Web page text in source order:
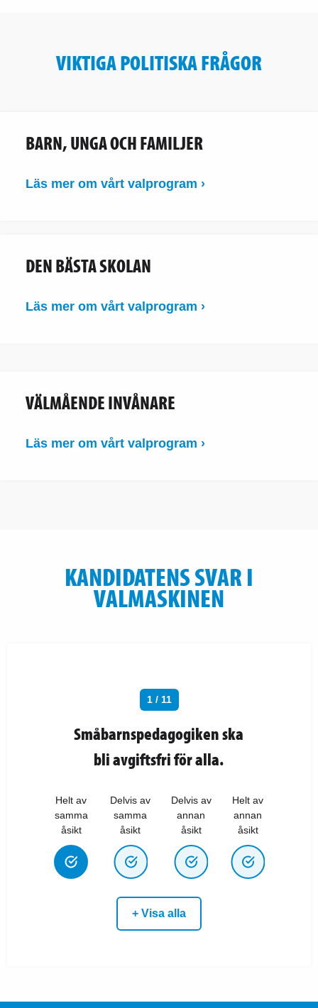
VIKTIGA POLITISKA FRÅGOR
BARN, UNGA OCH FAMILJER
Läs mer om vårt valprogram ›
DEN BÄSTA SKOLAN
Läs mer om vårt valprogram ›
VÄLMÅENDE INVÅNARE
Läs mer om vårt valprogram ›
KANDIDATENS SVAR I
VALMASKINEN
1 / 11
Småbarnspedagogiken ska
bli avgiftsfri för alla.
Helt av
samma
åsikt
Delvis av
samma
åsikt
Delvis av
annan
åsikt
Helt av
annan
åsikt
+ Visa alla